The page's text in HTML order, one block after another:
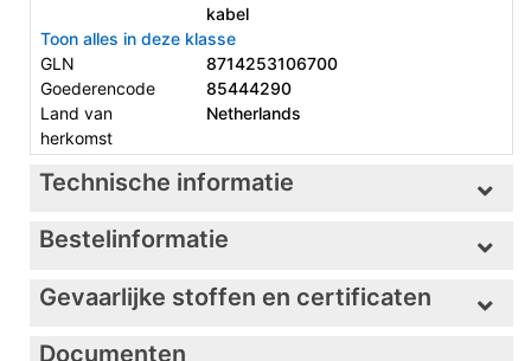
kabel
Toon alles in deze klasse
GLN
8714253106700
Goederencode
85444290
Land van
herkomst
Netherlands
Technische informatie
Bestelinformatie
Gevaarlijke stoffen en certificaten
Documenten